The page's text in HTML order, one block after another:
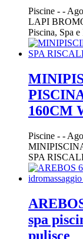
Piscine - -
LAPI
Piscina, Spa
160CM
Piscine - -
SPA
spa
pulisce